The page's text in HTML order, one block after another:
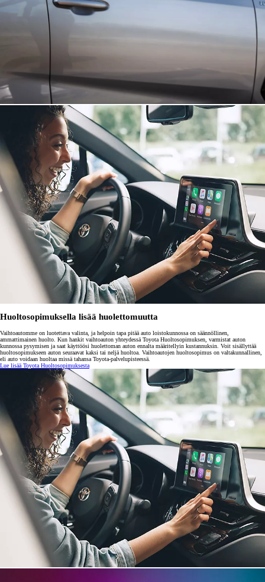
Huoltosopimuksella lisää huolettomuutta
Vaihtoautomme on luotettava valinta, ja helpoin tapa pitää auto loistokunnossa on säännöllinen,
ammattimainen huolto. Kun hankit vaihtoauton yhteydessä Toyota Huoltosopimuksen, varmistat auton
kunnossa pysymisen ja saat käyttöösi huolettoman auton ennalta määritellyin kustannuksin. Voit sisällyttää
huoltosopimukseen auton seuraavat kaksi tai neljä huoltoa. Vaihtoautojen huoltosopimus on valtakunnallinen,
eli auto voidaan huoltaa missä tahansa Toyota-palvelupisteessä.
Lue lisää Toyota Huoltosopimuksesta